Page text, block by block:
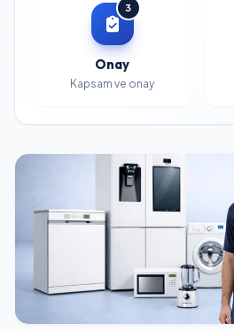
3
Onay
Kapsam ve onay